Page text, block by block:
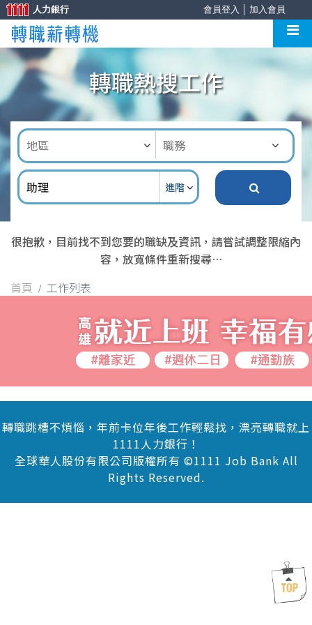
會員登入 加入會員
人力銀行
轉職熱搜工作
進階
很抱歉，目前找不到您要的職缺及資訊，請嘗試調整限縮內
容，放寬條件重新搜尋
首頁
工作列表
轉職跳槽不煩惱，年前卡位年後工作輕鬆找，漂亮轉職就上
1111人力銀行！
全球華人股份有限公司版權所有 ©1111 Job Bank All
Rights Reserved.